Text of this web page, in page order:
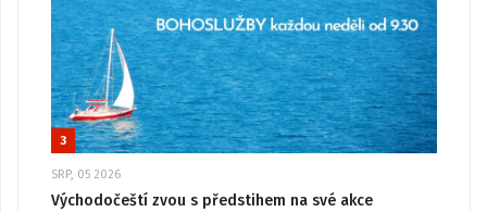
3
SRP, 05 2026
Východočeští zvou s předstihem na své akce